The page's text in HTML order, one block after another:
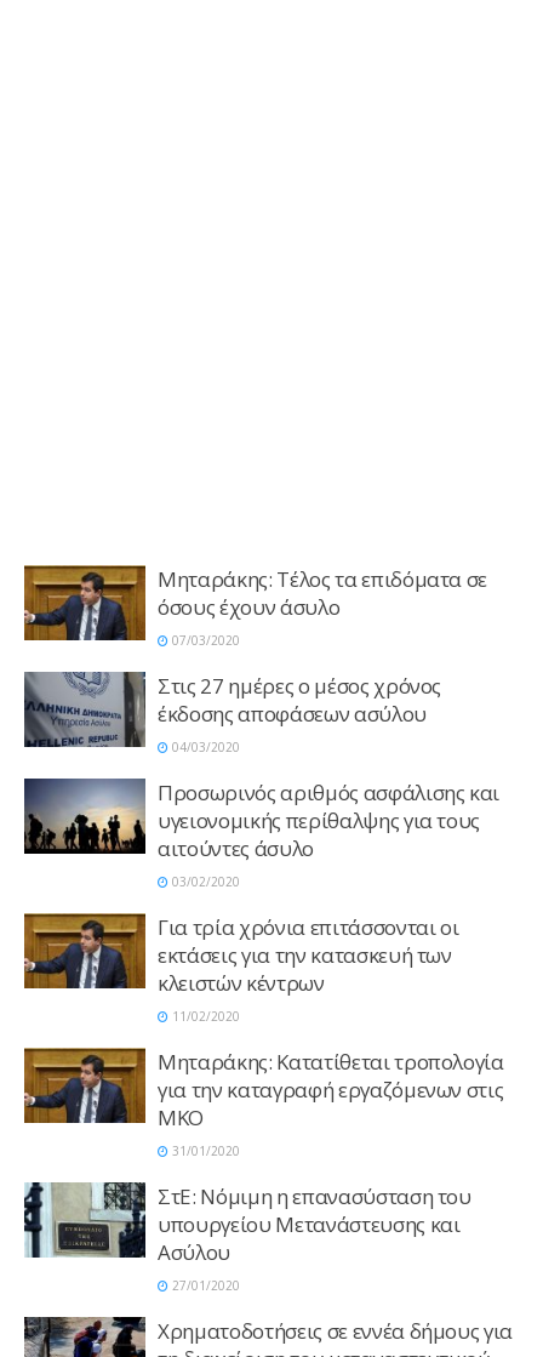
Μηταράκης: Τέλος τα επιδόματα σε
όσους έχουν άσυλο
07/03/2020
Στις 27 ημέρες ο μέσος χρόνος
έκδοσης αποφάσεων ασύλου
04/03/2020
Προσωρινός αριθμός ασφάλισης και
υγειονομικής περίθαλψης για τους
αιτούντες άσυλο
03/02/2020
Για τρία χρόνια επιτάσσονται οι
εκτάσεις για την κατασκευή των
κλειστών κέντρων
11/02/2020
Μηταράκης: Κατατίθεται τροπολογία
για την καταγραφή εργαζόμενων στις
ΜΚΟ
31/01/2020
ΣτΕ: Νόμιμη η επανασύσταση του
υπουργείου Μετανάστευσης και
Ασύλου
27/01/2020
Χρηματοδοτήσεις σε εννέα δήμους για